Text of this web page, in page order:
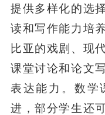
提供多样化的选
读和写作能力培
比亚的戏剧、现
课堂讨论和论文
表达能力。数学
进，部分学生还